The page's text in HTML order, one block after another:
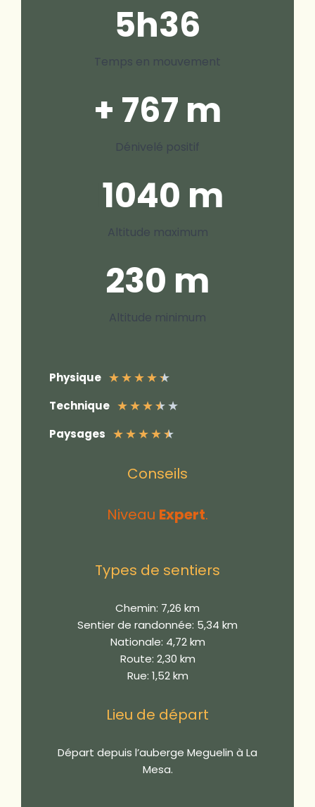
5h36
Temps en mouvement
+ 767 m
Dénivelé positif
1040 m
Altitude maximum
230 m
Altitude minimum
Physique ★★★★★
Technique ★★★★★
Paysages ★★★★★
Conseils
Niveau Expert.
Types de sentiers
Chemin: 7,26 km
Sentier de randonnée: 5,34 km
Nationale: 4,72 km
Route: 2,30 km
Rue: 1,52 km
Lieu de départ
Départ depuis l’auberge Meguelin à La
Mesa.